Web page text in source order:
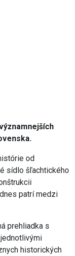
od
sídlo šľachtického
patrí medzi
prehliadka s
historických